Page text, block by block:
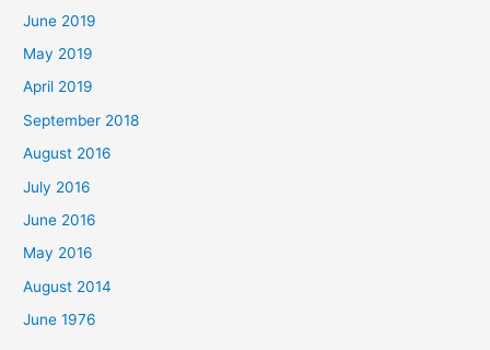
June 2019
May 2019
April 2019
September 2018
August 2016
July 2016
June 2016
May 2016
August 2014
June 1976